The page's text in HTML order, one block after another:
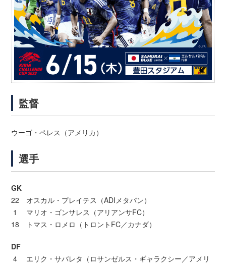
監督
ウーゴ・ペレス（アメリカ）
選手
GK
22 オスカル・プレイテス（ADIメタパン）
1 マリオ・ゴンサレス（アリアンサFC）
18 トマス・ロメロ（トロントFC／カナダ）
DF
4 エリク・サバレタ（ロサンゼルス・ギャラクシー／アメリ